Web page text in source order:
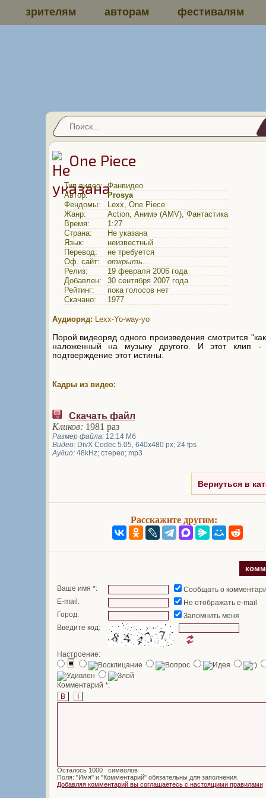
зрителям авторам фестивалям
One Piece
Тип видео:Фанвидео
Автор:
Prosya
Фендомы:
Lexx, One Piece
Жанр:
Action, Анимэ (AMV), Фантастика
Время:
1:27
Страна:
Не указана
Язык:
неизвестный
Перевод:
не требуется
Оф. сайт:
открыть...
Релиз:
19 февраля 2006 года
Добавлен:
30 сентября 2007 года
Рейтинг:
пока голосов нет
Скачано:
1977
Аудиоряд: Lexx-Yo-way-yo
Порой видеоряд одного произведения смотрится
наложенный на музыку другого. И этот клип -
подтверждение этот истины.
Кадры из видео:
Скачать файл
Кликов: 1981 раз
Размер файла:12.14 Мб
Видео:DivX Codec 5.05, 640x480 px; 24 fps
Аудио:48kHz; стерео; mp3
Вернуться в
Расскажите другим:
Ваше имя *:
Сообщать о
E-mail:
Не отображать e-mail
Город:
Запомнить меня
Введите код:
Настроение:
Комментарий *:
B
Осталось
символов
Поля: "Имя" и "Комментарий" обязательны для заполнения.
Добавляя комментарий вы соглашаетесь с настоящими правилами